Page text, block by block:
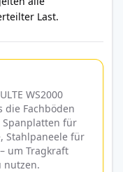
Last.
WS2000
die Fachböden
Spanplatten für
Stahlpaneele für
um Tragkraft
nutzen.